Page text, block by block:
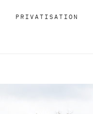
PRIVATISATION